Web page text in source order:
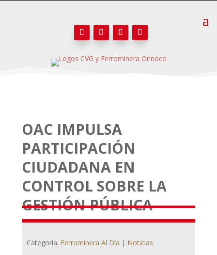
OAC IMPULSA
PARTICIPACIÓN
CIUDADANA EN
CONTROL SOBRE LA
GESTIÓN PÚBLICA
Categoría: Ferrominera Al Día | Noticias